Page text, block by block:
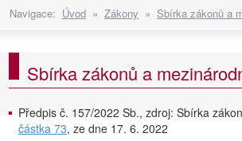
Navigace: Úvod » Zákony » Sbírka zákonů a
Sbírka zákonů a
Předpis č. 157/2022 Sb., zdroj: Sbírka
částka 73, ze dne 17. 6. 2022